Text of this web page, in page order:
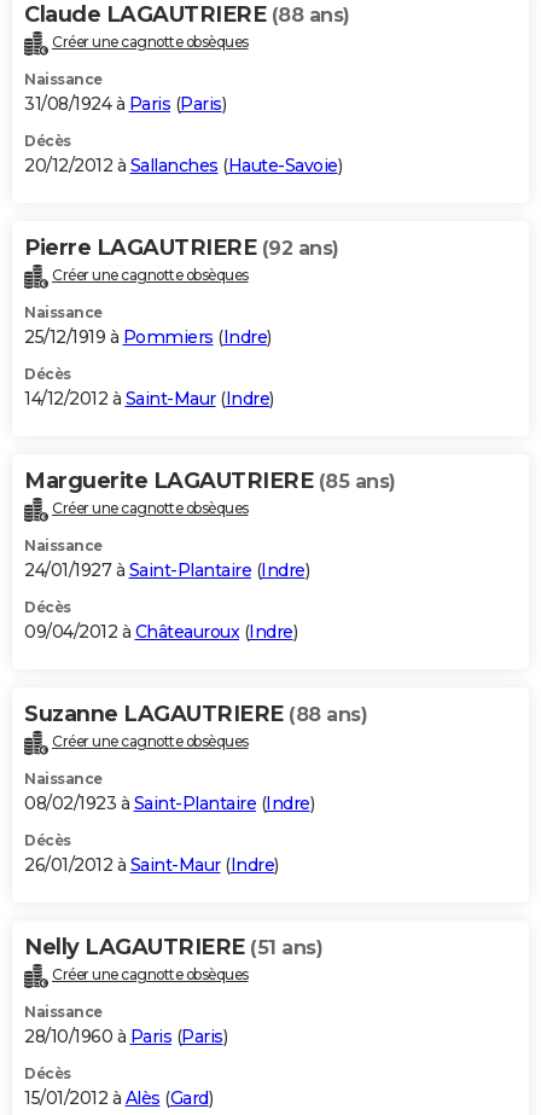
Claude LAGAUTRIERE (88 ans)
Créer une cagnotte obsèques
Naissance
31/08/1924 à Paris (Paris)
Décès
20/12/2012 à Sallanches (Haute-Savoie)
Pierre LAGAUTRIERE (92 ans)
Créer une cagnotte obsèques
Naissance
25/12/1919 à Pommiers (Indre)
Décès
14/12/2012 à Saint-Maur(Indre)
Marguerite LAGAUTRIERE (85 ans)
Créer une cagnotte obsèques
Naissance
24/01/1927 à Saint-Plantaire (Indre)
Décès
09/04/2012 à Châteauroux(Indre)
Suzanne LAGAUTRIERE (88 ans)
Créer une cagnotte obsèques
Naissance
08/02/1923 à Saint-Plantaire (Indre)
Décès
26/01/2012 à Saint-Maur(Indre)
Nelly LAGAUTRIERE (51 ans)
Créer une cagnotte obsèques
Naissance
28/10/1960 à Paris (Paris)
Décès
15/01/2012 à Alès (Gard)